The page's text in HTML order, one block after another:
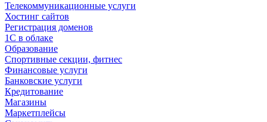
Телекоммуникационные услуги
Хостинг сайтов
Регистрация доменов
1С в облаке
Образование
Спортивные секции, фитнес
Финансовые услуги
Банковские услуги
Кредитование
Магазины
Маркетплейсы